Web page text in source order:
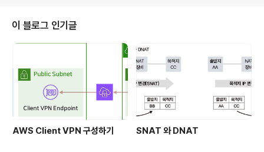
이 블로그 인기글
AWS Client VPN 구성하기 SNAT 와 DNAT